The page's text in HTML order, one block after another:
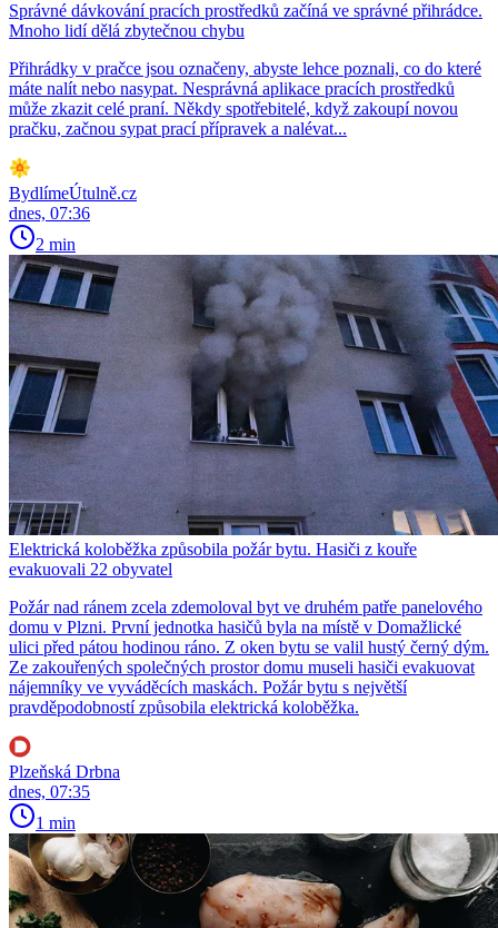
Správné dávkování pracích prostředků začíná ve správné přihrádce.
Mnoho lidí dělá zbytečnou chybu
Přihrádky v pračce jsou označeny, abyste lehce poznali, co do které
máte nalít nebo nasypat. Nesprávná aplikace pracích prostředků
může zkazit celé praní. Někdy spotřebitelé, když zakoupí novou
pračku, začnou sypat prací přípravek a nalévat...
BydlímeÚtulně.cz
dnes, 07:36
2 min
Elektrická koloběžka způsobila požár bytu. Hasiči z kouře
evakuovali 22 obyvatel
Požár nad ránem zcela zdemoloval byt ve druhém patře panelového
domu v Plzni. První jednotka hasičů byla na místě v Domažlické
ulici před pátou hodinou ráno. Z oken bytu se valil hustý černý dým.
Ze zakouřených společných prostor domu museli hasiči evakuovat
nájemníky ve vyváděcích maskách. Požár bytu s největší
pravděpodobností způsobila elektrická koloběžka.
Plzeňská Drbna
dnes, 07:35
1 min